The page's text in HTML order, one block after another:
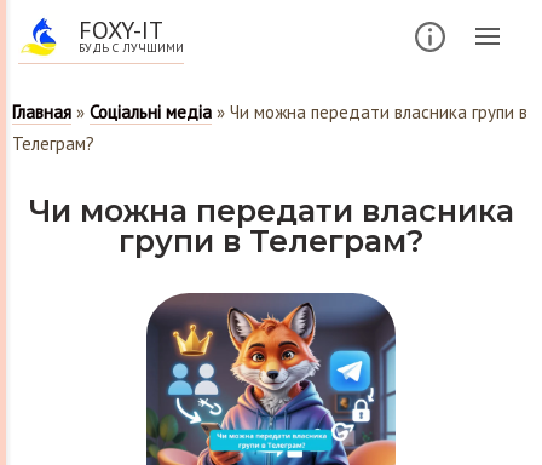
FOXY-IT
БУДЬ С ЛУЧШИМИ
Главная » Соціальні медіа » Чи можна передати власника групи в
Телеграм?
Чи можна передати власника
групи в Телеграм?